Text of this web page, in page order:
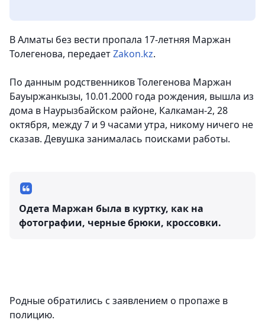
В Алматы без вести пропала 17-летняя Маржан
Толегенова, передаетZakon.kz.
По данным родственников Толегенова Маржан
Бауыржанкызы, 10.01.2000 года рождения, вышла из
дома в Наурызбайском районе, Калкаман-2, 28
октября, между 7 и 9 часами утра, никому ничего не
сказав. Девушка занималась поисками работы.
Одета Маржан была в куртку, как на
фотографии, черные брюки, кроссовки.
Родные обратились с заявлением о пропаже в
полицию.